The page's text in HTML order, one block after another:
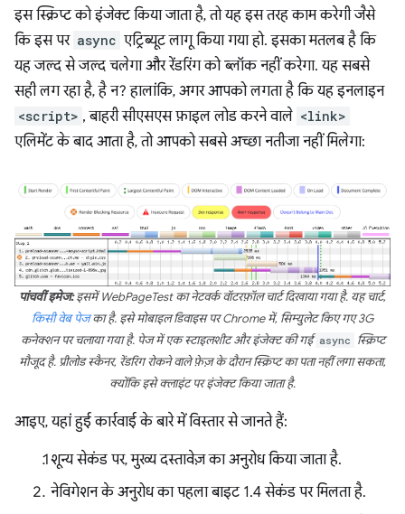
इस स्क्रिप्ट को इंजेक्ट किया जाता है, तो यह इस तरह काम करेगी जैसे
कि इस पर async एट्रिब्यूट लागू किया गया हो. इसका मतलब है कि
यह जल्द से जल्द चलेगा और रेंडरिंग को ब्लॉक नहीं करेगा. यह सबसे
सही लग रहा है, है न? हालांकि, अगर आपको लगता है कि यह इनलाइन
<script> , बाहरी सीएसएस फ़ाइल लोड करने वाले <link>
एलिमेंट के बाद आता है, तो आपको सबसे अच्छा नतीजा नहीं मिलेगा:
पांचवीं इमेज:इसमें WebPageTest का नेटवर्क वॉटरफ़ॉल चार्ट दिखाया गया है. यह चार्ट,
किसी वेब पेजका है. इसे मोबाइल डिवाइस पर Chrome में, सिम्युलेट किए गए 3G
कनेक्शन पर चलाया गया है. पेज में एक स्टाइलशीट और इंजेक्ट की गई async स्क्रिप्ट
मौजूद है. प्रीलोड स्कैनर, रेंडरिंग रोकने वाले फ़ेज़ के दौरान स्क्रिप्ट का पता नहीं लगा सकता,
क्योंकि इसे क्लाइंट पर इंजेक्ट किया जाता है.
आइए, यहां हुई कार्रवाई के बारे में विस्तार से जानते हैं:
शून्य सेकंड पर, मुख्य दस्तावेज़ का अनुरोध किया जाता है.
नेविगेशन के अनुरोध का पहला बाइट 1.4 सेकंड पर मिलता है.